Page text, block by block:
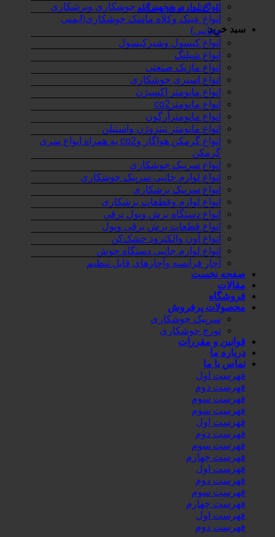
بازگشت به فروشگاه
سبد خرید
انواع لوازم وتجهیزات جوشکاری وبرشکاری
انواع عینک وکلاه ماسک جوشکاری(ایمنی
وجانبی)
انواع کپسول وشیرکپسول
انواع شیلنگ
انواع ماژیک صنعتی
انواع اسپری جوشکاری
انواع مانومتر اکسیژن
انواع مانومترco2
انواع مانومترآرگون
انواع مانومتر نیتروژن واستیلن
انواع گرمکن هواگاز وco2 به همراه انواع سری
گرمکن
انواع سرپیک جوشکاری
انواع لوازم جانبی سرپیک جوشکاری
انواع سرپیک برشکاری
انواع لوازم وقطعات برشکاری
انواع دستگاه برش وبول برقی
انواع قطعات برش برقی وبول
انواع آون والکترود خشک‌کن
انواع لوازم جانبی دستگاه جوش
آچار فرانسه وآچارهای قابل تنظیم
صفحه نخست
مقالات
فروشگاه
محصولات پرفروش
سرپیک جوشکاری
تورچ جوشکاری
قوانین و مقررات
درباره ما
تماس با ما
فهرست اول
فهرست دوم
فهرست سوم
فهرست سوم
فهرست اول
فهرست دوم
فهرست سوم
فهرست چهارم
فهرست اول
فهرست دوم
فهرست سوم
فهرست چهارم
فهرست اول
فهرست دوم